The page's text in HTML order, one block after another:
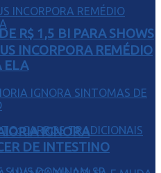
R$ 1,5 BI PARA SHOWS
INCORPORA REMÉDIO
ELA
IGNORA
DE INTESTINO